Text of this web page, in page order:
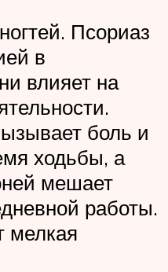
Псориаз
в
влияет на
боль и
ходьбы, а
мешает
работы.
мелкая